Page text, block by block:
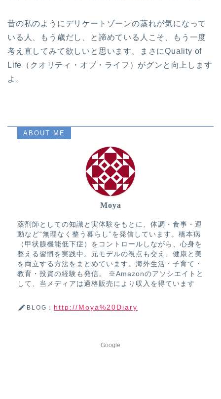
昔の私のようにデリケートゾーンの蒸れが気になって
いる人、もう歳だし、と諦めている人こそ、もう一度
考え直してみて欲しいと思います。まさにQuality of
Life（クオリティ・オブ・ライフ）がグンと向上します
よ。
ABOUT ME
Moya
薬剤師としての知識と実体験をもとに、体調・食事・運
動など“無理なく整う暮らし”を発信しています。橋本病
（甲状腺機能低下症）をコントロールしながら、心身を
整える習慣を実践中。元モデルの視点も交え、健康と美
を両立する方法をまとめています。海外生活・子育て・
教育・投資の経験も発信。 ※Amazonのアソシエイトと
して、当メディアは適格販売により収入を得ています
BLOG： http://Moya%20Diary
Google